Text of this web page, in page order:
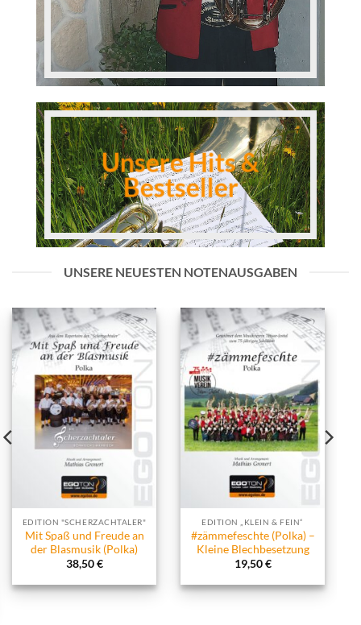
Unsere Hits &
Bestseller
UNSERE NEUESTEN NOTENAUSGABEN
EDITION "SCHERZACHTALER"
Mit Spaß und Freude an
der Blasmusik (Polka)
38,50€
EDITION „KLEIN & FEIN“
#zämmefeschte (Polka) –
Kleine Blechbesetzung
19,50€